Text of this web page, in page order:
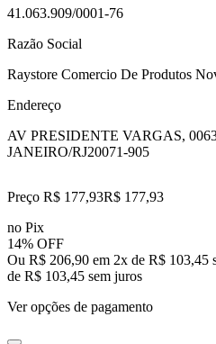
41.063.909/0001-76
Razão Social
Raystore Comercio De Produtos
Endereço
AV PRESIDENTE VARGAS,
JANEIRO/RJ20071-905
Preço R$ 177,93R$ 177,93
no Pix
14% OFF
Ou R$ 206,90 em 2x de R$ 103,45
de R$ 103,45 sem juros
Ver opções de pagamento